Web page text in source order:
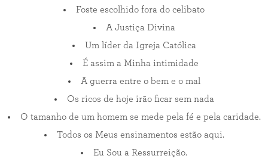
Foste escolhido fora do celibato
A Justiça Divina
Um líder da Igreja Católica
É assim a Minha intimidade
A guerra entre o bem e o mal
Os ricos de hoje irão ficar sem nada
O tamanho de um homem se mede pela fé e pela caridade.
Todos os Meus ensinamentos estão aqui.
Eu Sou a Ressurreição.